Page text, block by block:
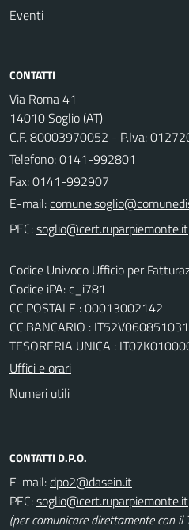
Eventi
CONTATTI
Via Roma 41
14010 Soglio (AT)
C.F. 80003970052 - P.Iva:
Telefono:0141-992801
Fax: 0141-992907
E-mail:
PEC:
Codice Univoco Ufficio per
Codice iPA: c_i781
CC.POSTALE : 00013002142
CC.BANCARIO :
TESORERIA UNICA :
Uffici e orari
Numeri utili
CONTATTI D.P.O.
E-mail:
PEC:
(per comunicare direttamente con